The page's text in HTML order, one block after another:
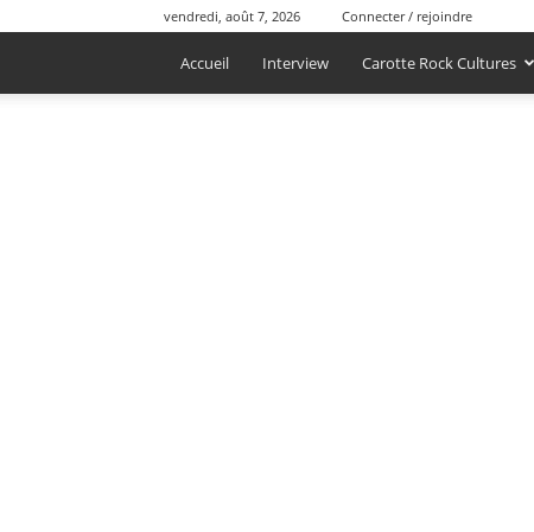
vendredi, août 7, 2026 Connecter / rejoindre
Accueil Interview Carotte Rock Cultures